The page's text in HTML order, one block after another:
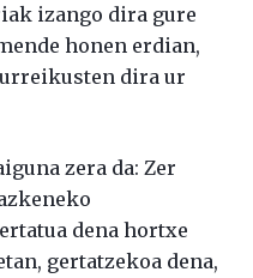
izango dira gure
honen erdian,
dira ur
zera da: Zer
dena hortxe
gertatzekoa dena,